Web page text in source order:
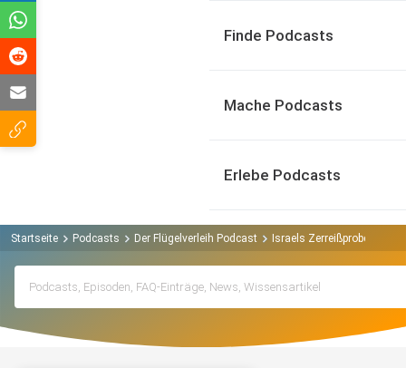
Finde Podcasts
Mache Podcasts
Erlebe Podcasts
Startseite Podcasts Der Flügelverleih Podcast Israels Zerreißprobe - mit